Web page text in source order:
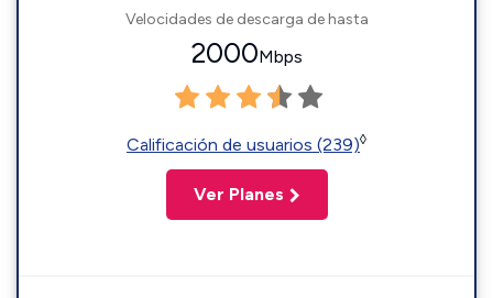
Velocidades de descarga de hasta
2000Mbps
Calificación de usuarios (239)◊
Ver Planes